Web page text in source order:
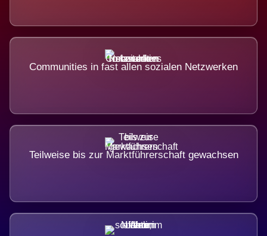
Communities in fast allen sozialen Netzwerken
Teilweise bis zur Marktführerschaft gewachsen